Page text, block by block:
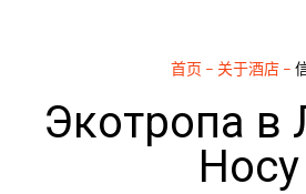
首页 – 关于酒店 –
Экотропа в
Носу